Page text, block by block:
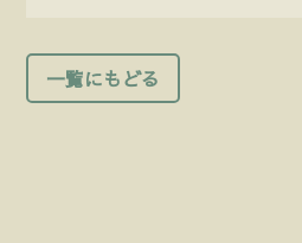
一覧にもどる